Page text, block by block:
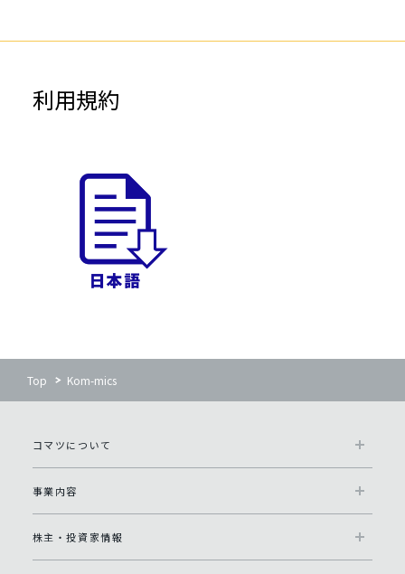
利用規約
Top Kom-mics
コマツについて
事業内容
株主・投資家情報